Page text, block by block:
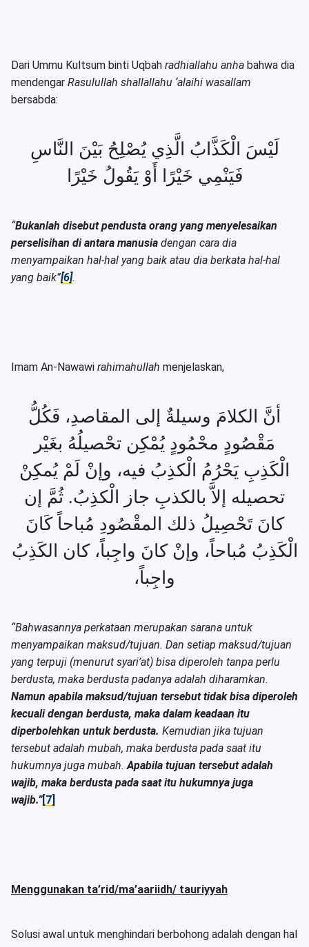
Dari Ummu Kultsum binti Uqbah radhiallahu anha bahwa dia
mendengar Rasulullah shallallahu ‘alaihi wasallam
bersabda:
لَيْسَ الْكَذَّابُ الَّذِي يُصْلِحُ بَيْنَ النَّاسِ
فَيَنْمِي خَيْرًا أَوْ يَقُولُ خَيْرًا
“Bukanlah disebut pendusta orang yang menyelesaikan
perselisihan di antara manusia dengan cara dia
menyampaikan hal-hal yang baik atau dia berkata hal-hal
yang baik”[6].
Imam An-Nawawi rahimahullah menjelaskan,
أنَّ الكلامَ وسيلةٌ إلى المقاصدِ، فَكُلُّ
مَقْصُودٍ محْمُودٍ يُمْكِن تحْصيلُهُ بغَيْر
الْكَذِبِ يَحْرُمُ الْكذِبُ فيه، وإنْ لَمْ يُمكِنْ
تحصيله إلاَّ بالكذبِ جاز الْكذِبُ. ثُمَّ إن
كانَ تَحْصِيلُ ذلك المقْصُودِ مُباحاً كَانَ
الْكَذِبُ مُباحاً، وإنْ كانَ واجِباً، كان الكَذِبُ
واجِباً،
“Bahwasannya perkataan merupakan sarana untuk
menyampaikan maksud/tujuan. Dan setiap maksud/tujuan
yang terpuji (menurut syari’at) bisa diperoleh tanpa perlu
berdusta, maka berdusta padanya adalah diharamkan.
Namun apabila maksud/tujuan tersebut tidak bisa diperoleh
kecuali dengan berdusta, maka dalam keadaan itu
diperbolehkan untuk berdusta. Kemudian jika tujuan
tersebut adalah mubah, maka berdusta pada saat itu
hukumnya juga mubah.Apabila tujuan tersebut adalah
wajib, maka berdusta pada saat itu hukumnya juga
wajib.”[7]
Menggunakan ta’rid/ma’aariidh/ tauriyyah
Solusi awal untuk menghindari berbohong adalah dengan hal